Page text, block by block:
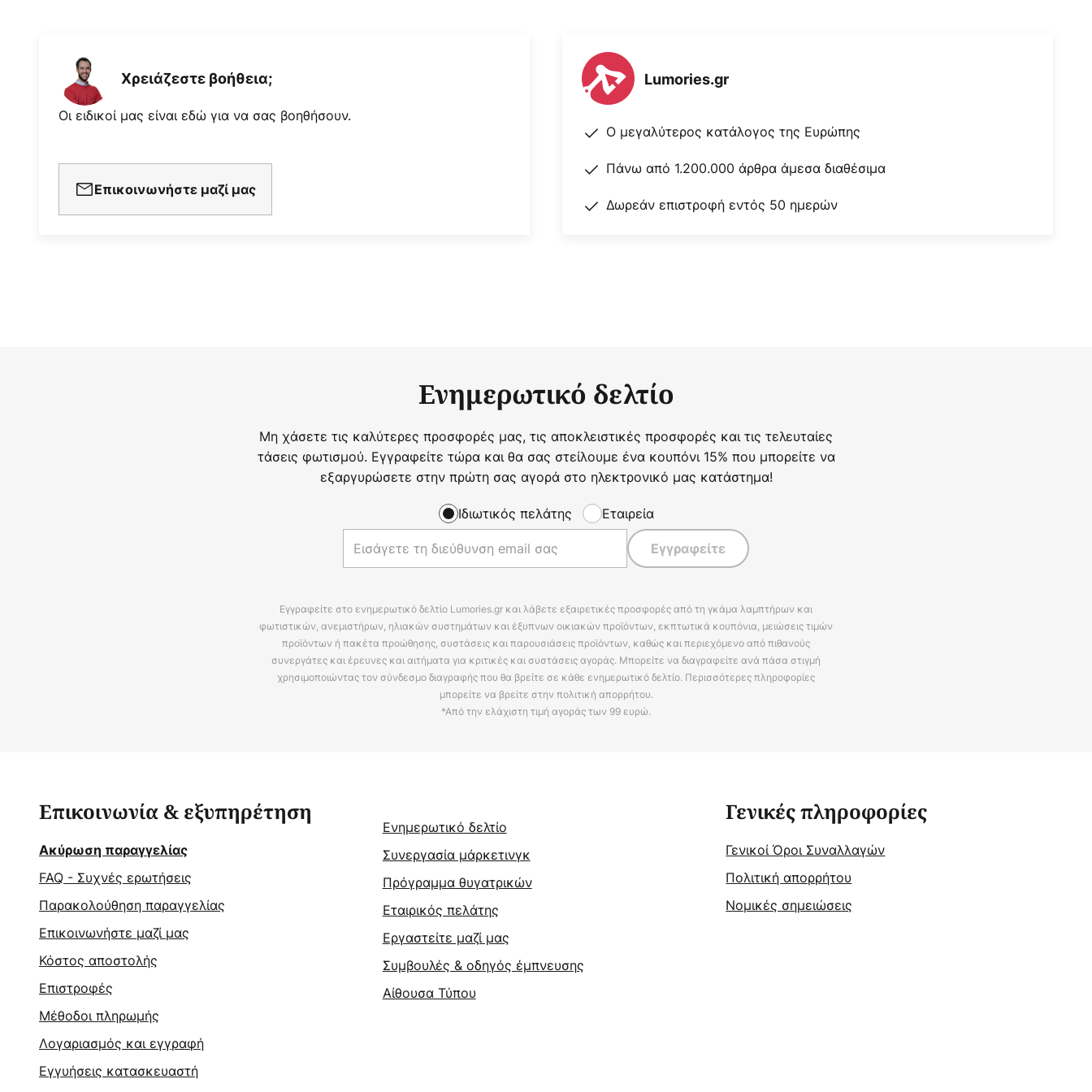
Χρειάζεστε βοήθεια;
Οι ειδικοί μας είναι εδώ για να σας βοηθήσουν.
Επικοινωνήστε μαζί μας
Lumories.gr
Ο μεγαλύτερος κατάλογος της Ευρώπης
Πάνω από 1.200.000 άρθρα άμεσα διαθέσιμα
Δωρεάν επιστροφή εντός 50 ημερών
Ενημερωτικό δελτίο
Μη χάσετε τις καλύτερες προσφορές μας, τις αποκλειστικές προσφορές και τις τελευταίες
τάσεις φωτισμού. Εγγραφείτε τώρα και θα σας στείλουμε ένα κουπόνι 15% που μπορείτε να
εξαργυρώσετε στην πρώτη σας αγορά στο ηλεκτρονικό μας κατάστημα!
Ιδιωτικός πελάτης Εταιρεία
Εγγραφείτε
Εγγραφείτε στο ενημερωτικό δελτίο Lumories.gr και λάβετε εξαιρετικές προσφορές από τη γκάμα λαμπτήρων και
φωτιστικών, ανεμιστήρων, ηλιακών συστημάτων και έξυπνων οικιακών προϊόντων, εκπτωτικά κουπόνια, μειώσεις τιμών
προϊόντων ή πακέτα προώθησης, συστάσεις και παρουσιάσεις προϊόντων, καθώς και περιεχόμενο από πιθανούς
συνεργάτες και έρευνες και αιτήματα για κριτικές και συστάσεις αγοράς. Μπορείτε να διαγραφείτε ανά πάσα στιγμή
χρησιμοποιώντας τον σύνδεσμο διαγραφής που θα βρείτε σε κάθε ενημερωτικό δελτίο. Περισσότερες πληροφορίες
μπορείτε να βρείτε στην πολιτική απορρήτου.
*Από την ελάχιστη τιμή αγοράς των 99 ευρώ.
Επικοινωνία & εξυπηρέτηση
Ακύρωση παραγγελίας
FAQ - Συχνές ερωτήσεις
Παρακολούθηση παραγγελίας
Επικοινωνήστε μαζί μας
Κόστος αποστολής
Επιστροφές
Μέθοδοι πληρωμής
Λογαριασμός και εγγραφή
Εγγυήσεις κατασκευαστή
Ενημερωτικό δελτίο
Συνεργασία μάρκετινγκ
Πρόγραμμα θυγατρικών
Εταιρικός πελάτης
Εργαστείτε μαζί μας
Συμβουλές & οδηγός έμπνευσης
Αίθουσα Τύπου
Γενικές πληροφορίες
Γενικοί Όροι Συναλλαγών
Πολιτική απορρήτου
Νομικές σημειώσεις